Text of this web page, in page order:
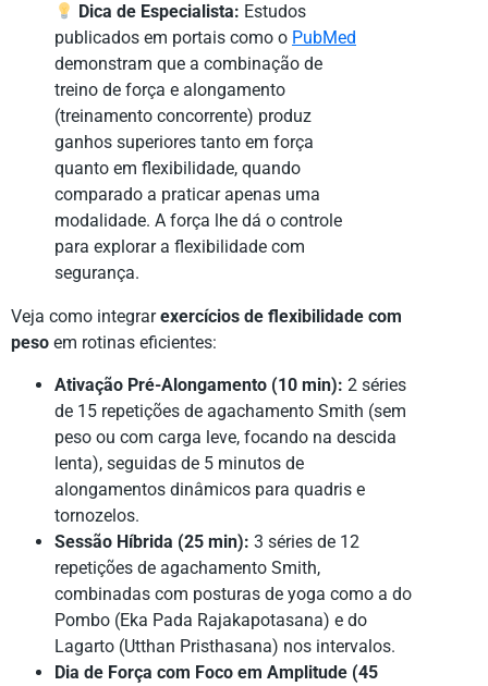
Dica de Especialista: Estudos
publicados em portais como o PubMed
demonstram que a combinação de
treino de força e alongamento
(treinamento concorrente) produz
ganhos superiores tanto em força
quanto em flexibilidade, quando
comparado a praticar apenas uma
modalidade. A força lhe dá o controle
para explorar a flexibilidade com
segurança.
Veja como integrarexercícios de flexibilidade com
peso em rotinas eficientes:
Ativação Pré-Alongamento (10 min): 2 séries
de 15 repetições de agachamento Smith (sem
peso ou com carga leve, focando na descida
lenta), seguidas de 5 minutos de
alongamentos dinâmicos para quadris e
tornozelos.
Sessão Híbrida (25 min): 3 séries de 12
repetições de agachamento Smith,
combinadas com posturas de yoga como a do
Pombo (Eka Pada Rajakapotasana) e do
Lagarto (Utthan Pristhasana) nos intervalos.
Dia de Força com Foco em Amplitude (45